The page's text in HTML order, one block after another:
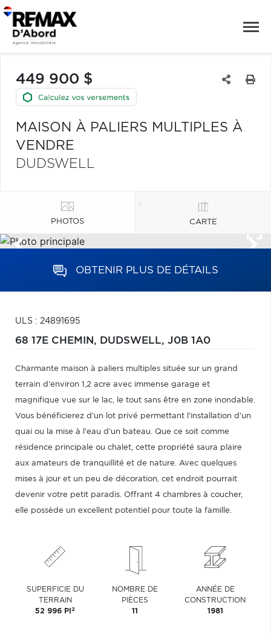
449 900 $
MAISON À PALIERS MULTIPLES À
VENDRE
DUDSWELL
PHOTOS CARTE
OBTENIR PLUS DE DÉTAILS
ULS : 24891695
68 17E CHEMIN, DUDSWELL, J0B 1A0
Charmante maison à paliers multiples située sur un grand
terrain d'environ 1,2 acre avec immense garage et
magnifique vue sur le lac, le tout sans être en zone inondable.
Vous bénéficierez d'un lot privé permettant l'installation d'un
quai ou la mise à l'eau d'un bateau. Que ce soit comme
résidence principale ou chalet, cette propriété saura plaire
aux amateurs de tranquillité et de nature. Avec quelques
mises à jour et un peu de décoration, cet endroit pourrait
devenir votre petit paradis. Offrant 4 chambres à coucher,
elle possède un excellent potentiel pour toute la famille.
SUPERFICIE DU
TERRAIN
52 996 PI 2
NOMBRE DE
PIÈCES
11
ANNÉE DE
CONSTRUCTION
1981